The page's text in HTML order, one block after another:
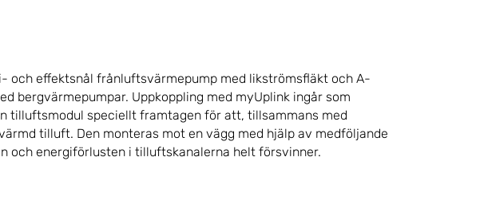
och effektsnål frånluftsvärmepump med likströmsfläkt och A-
bergvärmepumpar. Uppkoppling med myUplink ingår som
tilluftsmodul speciellt framtagen för att, tillsammans med
tilluft. Den monteras mot en vägg med hjälp av medföljande
och energiförlusten i tilluftskanalerna helt försvinner.